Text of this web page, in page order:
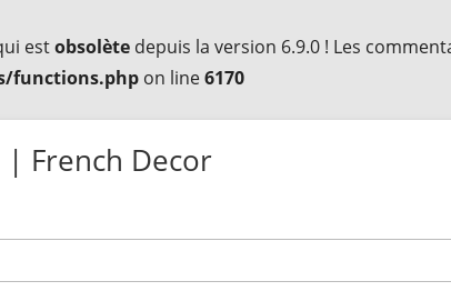
estobsolète depuis la version 6.9.0 ! Les
functions.php on line6170
French Decor